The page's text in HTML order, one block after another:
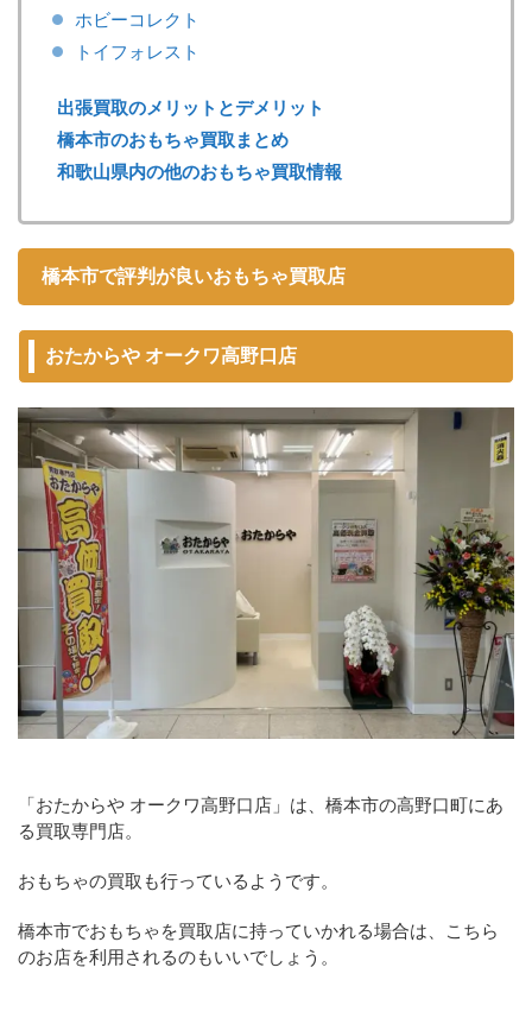
ホビーコレクト
トイフォレスト
出張買取のメリットとデメリット
橋本市のおもちゃ買取まとめ
和歌山県内の他のおもちゃ買取情報
橋本市で評判が良いおもちゃ買取店
おたからや オークワ高野口店
「おたからや オークワ高野口店」は、橋本市の高野口町にあ
る買取専門店。
おもちゃの買取も行っているようです。
橋本市でおもちゃを買取店に持っていかれる場合は、こちら
のお店を利用されるのもいいでしょう。